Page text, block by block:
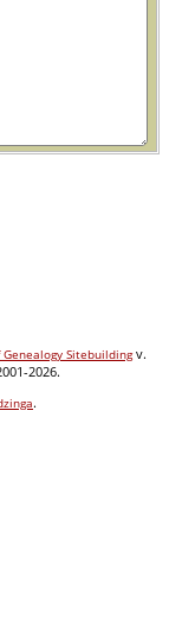
Sitebuildingv.
2026.
.